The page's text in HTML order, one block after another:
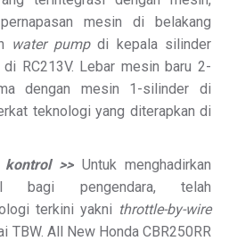
mesin di belakang
water pumpdi kepala silinder
RC213V. Lebar mesin baru 2-
dengan mesin 1-silinder di
teknologi yang diterapkan di
>> Untuk menghadirkan
bagi pengendara, telah
terkini yakni throttle-by-wire
TBW. All New Honda CBR250RR